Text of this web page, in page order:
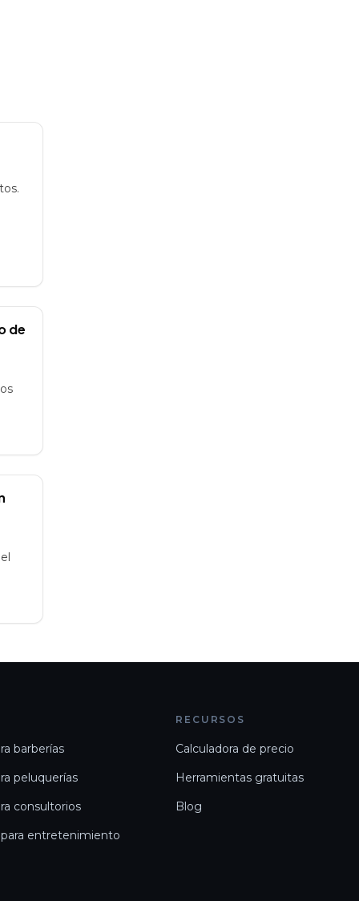
de
barberías
peluquerías
consultorios
entretenimiento
RECURSOS
Calculadora de precio
Herramientas gratuitas
Blog